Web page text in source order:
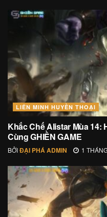
LIÊN MINH HUYỀN THOẠI
Khắc Chế Alistar Mùa 14:
Cùng GHIỀN GAME
BỞIĐẠI PHÁ ADMIN 1